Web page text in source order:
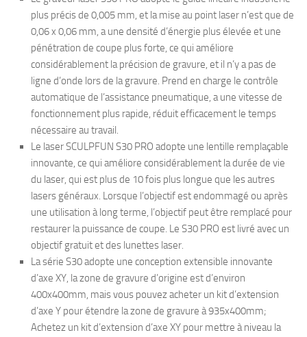
plus précis de 0,005 mm, et la mise au point laser n’est que de
0,06 x 0,06 mm, a une densité d’énergie plus élevée et une
pénétration de coupe plus forte, ce qui améliore
considérablement la précision de gravure, et il n’y a pas de
ligne d’onde lors de la gravure. Prend en charge le contrôle
automatique de l’assistance pneumatique, a une vitesse de
fonctionnement plus rapide, réduit efficacement le temps
nécessaire au travail.
Le laser SCULPFUN S30 PRO adopte une lentille remplaçable
innovante, ce qui améliore considérablement la durée de vie
du laser, qui est plus de 10 fois plus longue que les autres
lasers généraux. Lorsque l’objectif est endommagé ou après
une utilisation à long terme, l’objectif peut être remplacé pour
restaurer la puissance de coupe. Le S30 PRO est livré avec un
objectif gratuit et des lunettes laser.
La série S30 adopte une conception extensible innovante
d’axe XY, la zone de gravure d’origine est d’environ
400x400mm, mais vous pouvez acheter un kit d’extension
d’axe Y pour étendre la zone de gravure à 935x400mm;
Achetez un kit d’extension d’axe XY pour mettre à niveau la